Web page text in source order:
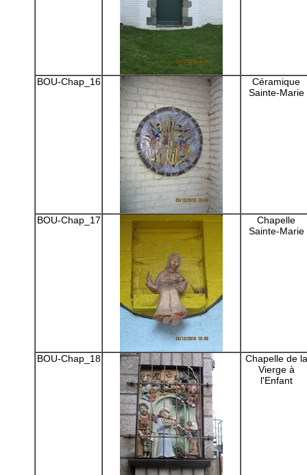
BOU-Chap_16
Céramique
Sainte-Marie
BOU-Chap_17
Chapelle
Sainte-Marie
BOU-Chap_18
Chapelle de la
Vierge à
l'Enfant